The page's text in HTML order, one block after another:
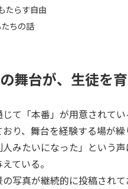
たらす自由
ちの話
舞台が、生徒を
て「本番」が用意されて
り、舞台を経験する場が
みたいになった」という
ている。
写真が継続的に投稿され